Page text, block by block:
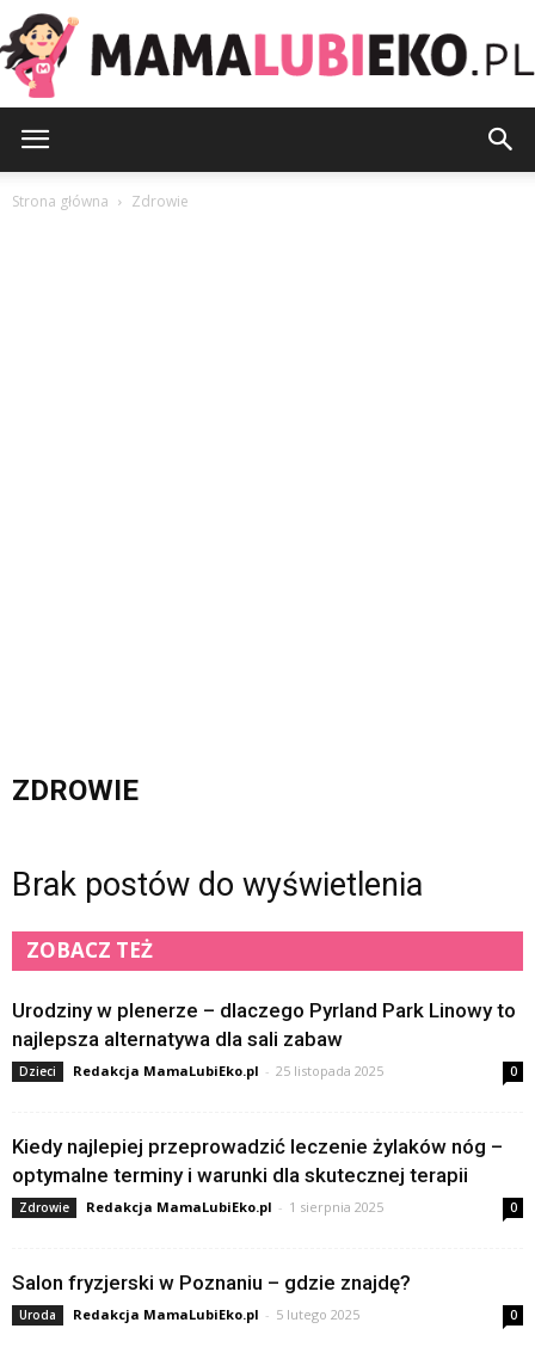
Strona główna Zdrowie
ZDROWIE
Brak postów do wyświetlenia
ZOBACZ TEŻ
Urodziny w plenerze – dlaczego Pyrland Park Linowy to
najlepsza alternatywa dla sali zabaw
Dzieci Redakcja MamaLubiEko.pl - 25 listopada 2025 0
Kiedy najlepiej przeprowadzić leczenie żylaków nóg –
optymalne terminy i warunki dla skutecznej terapii
Zdrowie Redakcja MamaLubiEko.pl - 1 sierpnia 2025 0
Salon fryzjerski w Poznaniu – gdzie znajdę?
Uroda Redakcja MamaLubiEko.pl - 5 lutego 2025 0